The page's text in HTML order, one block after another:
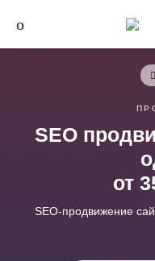
SEO
от
SEO-продвижение